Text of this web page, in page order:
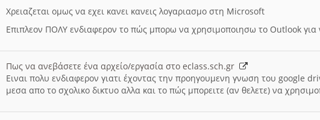
Χρειαζεται ομως να εχει κανει κανεις λογαριασμο στη Microsoft
Επιπλεον ΠΟΛΥ ενδιαφερον το πώς μπορω να χρησιμοποιησω το Outlook
Πως να ανεβάσετε ένα αρχείο/εργασία στο eclass.sch.gr
Ειναι πολυ ενδιαφερον γιατι έχοντας την προηγουμενη γνωση του google
μεσα απο το σχολικο δικτυο αλλα και το πώς μπορειτε (αν θελετε) να